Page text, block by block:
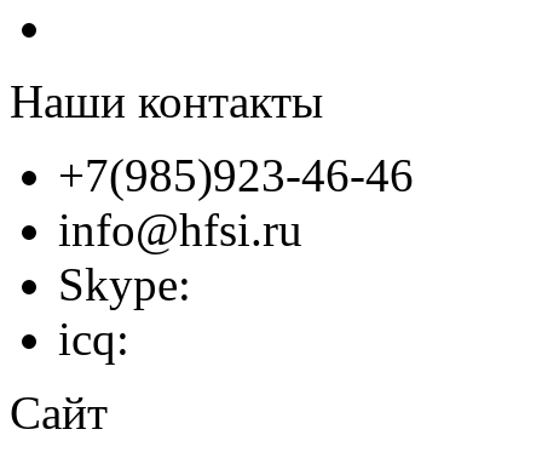
Наши контакты
+7(985)923-46-46
info@hfsi.ru
Skype:
icq:
Сайт